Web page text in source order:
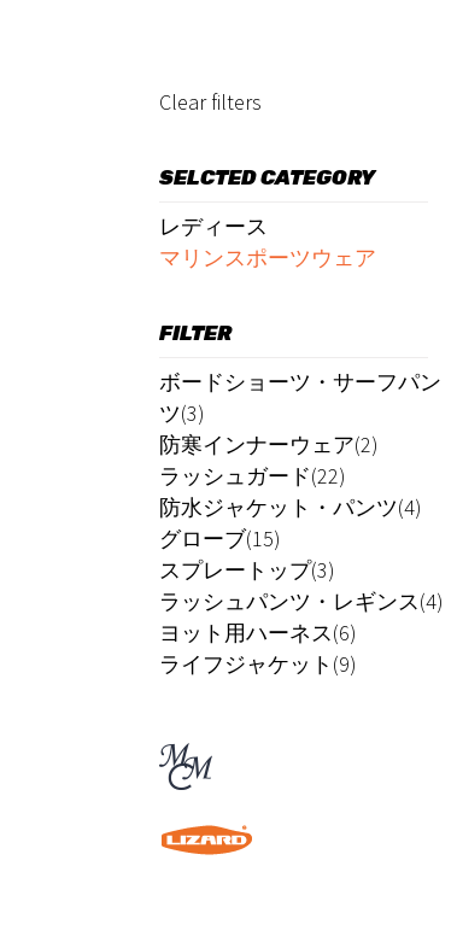
Clear filters
SELCTED CATEGORY
レディース
マリンスポーツウェア
FILTER
ボードショーツ・サーフパン
ツ(3)
防寒インナーウェア(2)
ラッシュガード(22)
防水ジャケット・パンツ(4)
グローブ(15)
スプレートップ(3)
ラッシュパンツ・レギンス(4)
ヨット用ハーネス(6)
ライフジャケット(9)